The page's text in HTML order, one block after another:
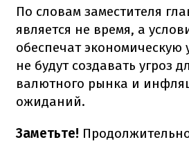
По словам заместителя
является не время, а
обеспечат экономическую
не будут создавать угроз
валютного рынка и
ожиданий.
Заметьте!